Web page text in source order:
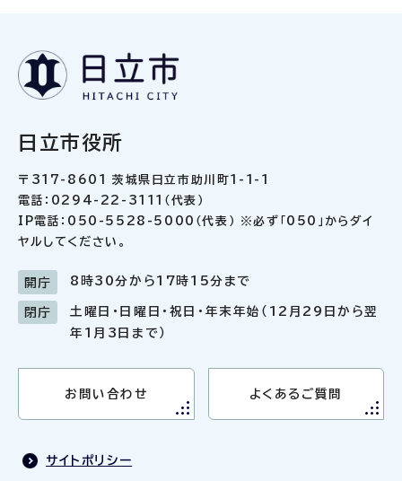
日立市役所
〒317-8601 茨城県日立市助川町1-1-1
電話：0294-22-3111（代表）
IP電話：050-5528-5000（代表） ※必ず「050」からダイ
ヤルしてください。
開庁 8時30分から17時15分まで
閉庁
土曜日・日曜日・祝日・年末年始（12月29日から翌
年1月3日まで）
お問い合わせ よくあるご質問
サイトポリシー